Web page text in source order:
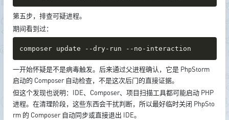
第五步，排查可疑进程。
期间看到过：
composer update --dry-run --no-interaction
一开始怀疑是不是病毒触发。后来通过父进程确认，它是 PhpStorm
启动的 Composer 自动检查，不是这次后门的直接证据。
但这个发现也说明：IDE、Composer、项目扫描工具都可能启动 PHP
进程。在清理阶段，这些东西会干扰判断，所以最好临时关闭 PhpSto
rm 的 Composer 自动同步或直接退出 IDE。